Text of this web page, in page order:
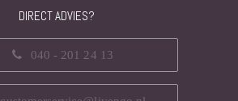
DIRECT ADVIES?
040 - 201 24 13